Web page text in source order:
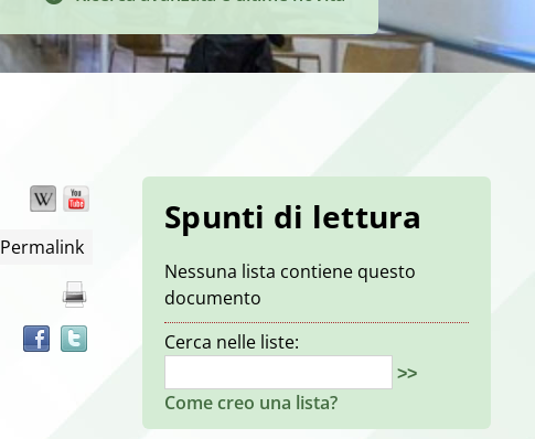
Wikipedia
Permalink
Spunti di lettura
Nessuna lista contiene questo
documento
Cerca nelle liste:
>>
Come creo una lista?